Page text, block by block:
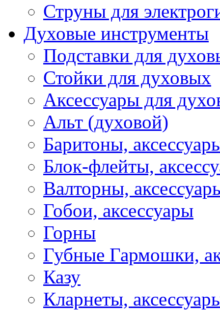
Струны для
Духовые инструменты
Подставки для
Стойки для духовых
Аксессуары для
Альт (духовой)
Баритоны,
Блок-флейты,
Валторны,
Гобои, аксессуары
Горны
Губные Гармошки,
Казу
Кларнеты,